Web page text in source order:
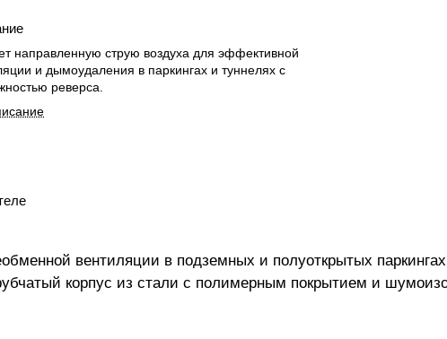
направленную струю воздуха для эффективной
и дымоудаления в паркингах и туннелях с
реверса.
вентиляции в подземных и полуоткрытых
корпус из стали с полимерным покрытием и